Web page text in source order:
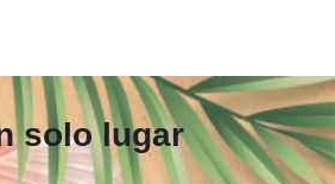
solo lugar